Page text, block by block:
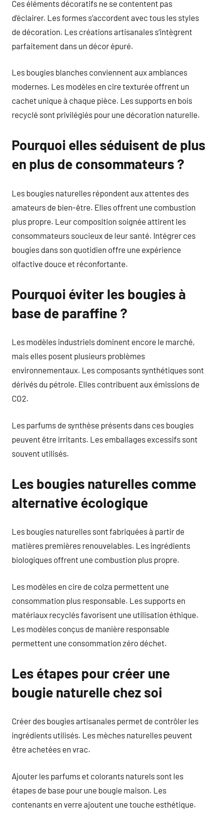
Ces éléments décoratifs ne se contentent pas
d’éclairer. Les formes s’accordent avec tous les styles
de décoration. Les créations artisanales s’intègrent
parfaitement dans un décor épuré.
Les bougies blanches conviennent aux ambiances
modernes. Les modèles en cire texturée offrent un
cachet unique à chaque pièce. Les supports en bois
recyclé sont privilégiés pour une décoration naturelle.
Pourquoi elles séduisent de plus
en plus de consommateurs ?
Les bougies naturelles répondent aux attentes des
amateurs de bien-être. Elles offrent une combustion
plus propre. Leur composition soignée attirent les
consommateurs soucieux de leur santé. Intégrer ces
bougies dans son quotidien offre une expérience
olfactive douce et réconfortante.
Pourquoi éviter les bougies à
base de paraffine ?
Les modèles industriels dominent encore le marché,
mais elles posent plusieurs problèmes
environnementaux. Les composants synthétiques sont
dérivés du pétrole. Elles contribuent aux émissions de
CO2.
Les parfums de synthèse présents dans ces bougies
peuvent être irritants. Les emballages excessifs sont
souvent utilisés.
Les bougies naturelles comme
alternative écologique
Les bougies naturelles sont fabriquées à partir de
matières premières renouvelables. Les ingrédients
biologiques offrent une combustion plus propre.
Les modèles en cire de colza permettent une
consommation plus responsable. Les supports en
matériaux recyclés favorisent une utilisation éthique.
Les modèles conçus de manière responsable
permettent une consommation zéro déchet.
Les étapes pour créer une
bougie naturelle chez soi
Créer des bougies artisanales permet de contrôler les
ingrédients utilisés. Les mèches naturelles peuvent
être achetées en vrac.
Ajouter les parfums et colorants naturels sont les
étapes de base pour une bougie maison. Les
contenants en verre ajoutent une touche esthétique.